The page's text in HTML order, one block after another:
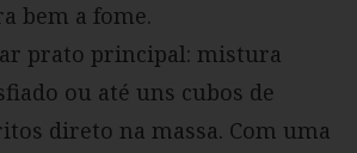
bem a fome.
prato principal: mistura
ou até uns cubos de
direto na massa. Com uma